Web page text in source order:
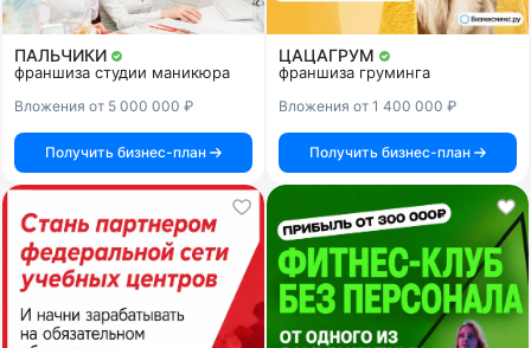
ПАЛЬЧИКИ
франшиза студии маникюра
Вложения от 5 000 000 ₽
Получить бизнес-план
ЦАЦАГРУМ
франшиза груминга
Вложения от 1 400 000 ₽
Получить бизнес-план